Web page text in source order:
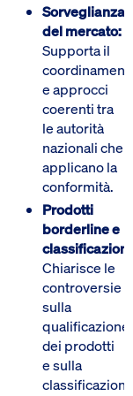
Sorveglianza
del mercato:
Supporta il
coordinamento
e approcci
coerenti tra
le autorità
nazionali che
applicano la
conformità.
Prodotti
borderline e
classificazione:
Chiarisce le
controversie
sulla
qualificazione
dei prodotti
e sulla
classificazione.